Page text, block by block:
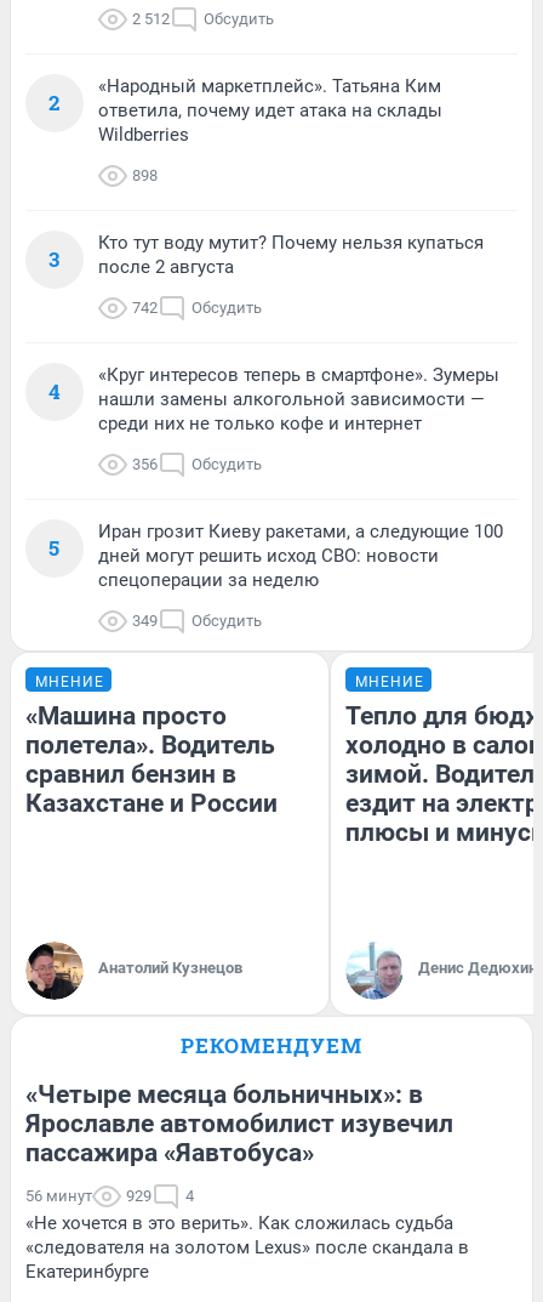
2 512 Обсудить
2
«Народный маркетплейс». Татьяна Ким
ответила, почему идет атака на склады
Wildberries
898
3
Кто тут воду мутит? Почему нельзя купаться
после 2 августа
742 Обсудить
4
«Круг интересов теперь в смартфоне». Зумеры
нашли замены алкогольной зависимости —
среди них не только кофе и интернет
356 Обсудить
5
Иран грозит Киеву ракетами, а следующие 100
дней могут решить исход СВО: новости
спецоперации за неделю
349 Обсудить
МНЕНИЕ
«Машина просто
полетела». Водитель
сравнил бензин в
Казахстане и России
Анатолий Кузнецов
МНЕНИЕ
Тепло для
холодно в
зимой.
ездит на
плюсы и
Денис Дедюхин
РЕКОМЕНДУЕМ
«Четыре месяца больничных»: в
Ярославле автомобилист изувечил
пассажира «Яавтобуса»
56 минут 929 4
«Не хочется в это верить». Как сложилась судьба
«следователя на золотом Lexus» после скандала в
Екатеринбурге